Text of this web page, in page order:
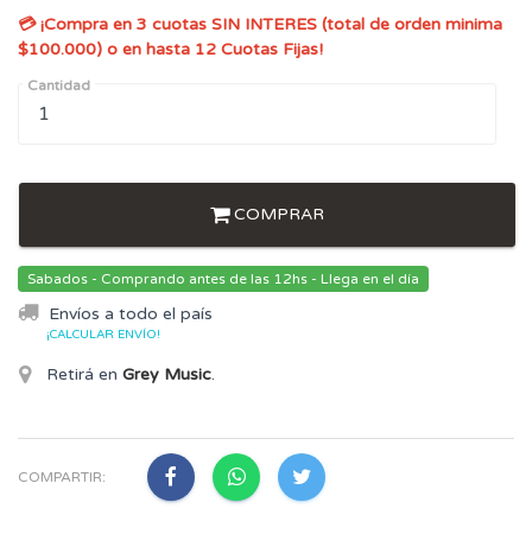
💳 ¡Compra en 3 cuotas SIN INTERES (total de orden minima
$100.000) o en hasta 12 Cuotas Fijas!
Cantidad
COMPRAR
Sabados - Comprando antes de las 12hs - Llega en el día
Envíos a todo el país
¡CALCULAR ENVÍO!
Retirá en Grey Music.
COMPARTIR: